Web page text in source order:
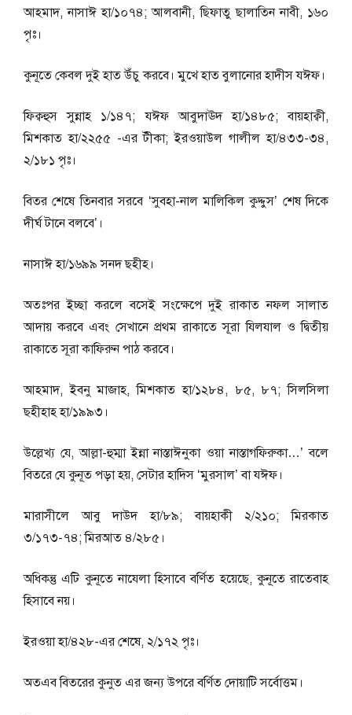
আহমাদ, নাসাঈ হা/১০৭৪; আলবানী, ছিফাতু ছালাতিন নাবী, ১৬০
পৃঃ।
কুনূতে কেবল দুই হাত উঁচু করবে। মুখে হাত বুলানোর হাদীস যঈফ।
ফিক্বহুস সুন্নাহ ১/১৪৭; যঈফ আবুদাঊদ হা/১৪৮৫; বায়হাক্বী,
মিশকাত হা/২২৫৫ -এর টীকা; ইরওয়াউল গালীল হা/৪৩৩-৩৪,
২/১৮১ পৃঃ।
বিতর শেষে তিনবার সরবে ‘সুবহা-নাল মালিকিল কুদ্দুস’ শেষ দিকে
দীর্ঘ টানে বলবে’।
নাসাঈ হা/১৬৯৯ সনদ ছহীহ।
অতঃপর ইচ্ছা করলে বসেই সংক্ষেপে দুই রাকাত নফল সালাত
আদায় করবে এবং সেখানে প্রথম রাকাতে সূরা যিলযাল ও দ্বিতীয়
রাকাতে সূরা কাফিরুন পাঠ করবে।
আহমাদ, ইবনু মাজাহ, মিশকাত হা/১২৮৪, ৮৫, ৮৭; সিলসিলা
ছহীহাহ হা/১৯৯৩।
উল্লেখ্য যে, আল্লা-হুম্মা ইন্না নাস্তাঈনুকা ওয়া নাস্তাগফিরুকা…’ বলে
বিতরে যে কুনূত পড়া হয়, সেটার হাদিস ‘মুরসাল’ বা যঈফ।
মারাসীলে আবু দাউদ হা/৮৯; বায়হাকী ২/২১০; মিরকাত
৩/১৭৩-৭৪; মিরআত ৪/২৮৫।
অধিকন্তু এটি কুনূতে নাযেলা হিসাবে বর্ণিত হয়েছে, কুনূতে রাতেবাহ
হিসাবে নয়।
ইরওয়া হা/৪২৮-এর শেষে, ২/১৭২ পৃঃ।
অতএব বিতরের কুনুত এর জন্য উপরে বর্ণিত দোয়াটি সর্বোত্তম।